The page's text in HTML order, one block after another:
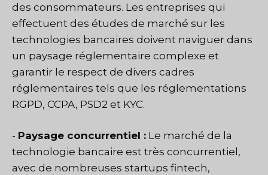
des consommateurs. Les entreprises qui
effectuent des études de marché sur les
technologies bancaires doivent naviguer dans
un paysage réglementaire complexe et
garantir le respect de divers cadres
réglementaires tels que les réglementations
RGPD, CCPA, PSD2 et KYC.
- Paysage concurrentiel : Le marché de la
technologie bancaire est très concurrentiel,
avec de nombreuses startups fintech,